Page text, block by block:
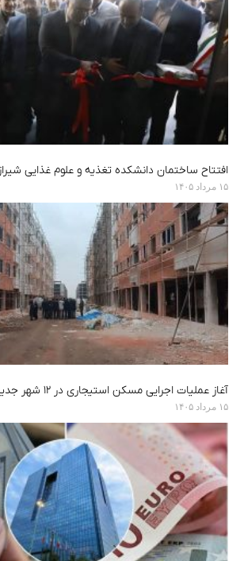
افتتاح ساختمان دانشکده تغذیه و علوم غذایی
۱۵ مرداد ۱۴۰۵
آغاز عملیات اجرایی مسکن استیجاری در ۱۲ شهر جدید
۱۵ مرداد ۱۴۰۵